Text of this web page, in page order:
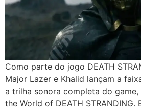
Como parte do jogo DEATH
Major Lazer e Khalid lançam a
a trilha sonora completa do
the World of DEATH